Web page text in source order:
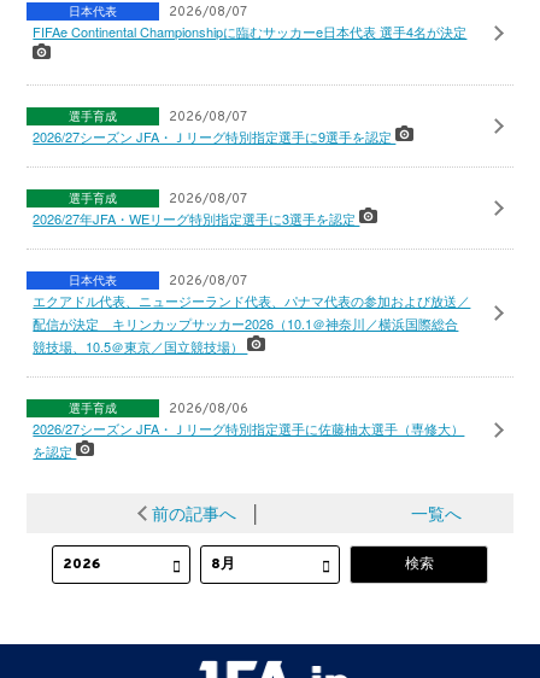
日本代表 2026/08/07
FIFAe Continental Championshipに臨むサッカーe日本代表 選手4名が決定
選手育成 2026/08/07
2026/27シーズン JFA・Ｊリーグ特別指定選手に9選手を認定
選手育成 2026/08/07
2026/27年JFA・WEリーグ特別指定選手に3選手を認定
日本代表 2026/08/07
エクアドル代表、ニュージーランド代表、パナマ代表の参加および放送／
配信が決定 キリンカップサッカー2026（10.1＠神奈川／横浜国際総合
競技場、10.5＠東京／国立競技場）
選手育成 2026/08/06
2026/27シーズン JFA・Ｊリーグ特別指定選手に佐藤柚太選手（専修大）
を認定
前の記事へ│ 一覧へ